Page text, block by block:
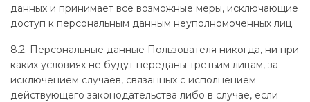
данных и принимает все возможные меры, исключающие
доступ к персональным данным неуполномоченных лиц.
8.2. Персональные данные Пользователя никогда, ни при
каких условиях не будут переданы третьим лицам, за
исключением случаев, связанных с исполнением
действующего законодательства либо в случае, если